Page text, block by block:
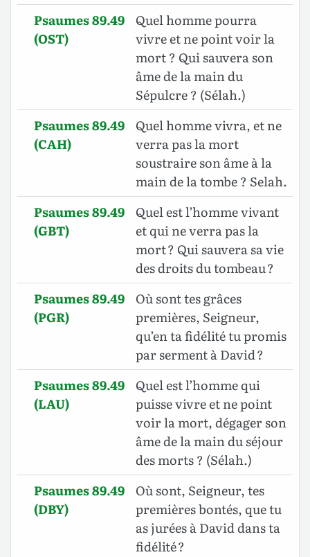
Psaumes 89.49
(OST)
Quel homme pourra
vivre et ne point voir la
mort ? Qui sauvera son
âme de la main du
Sépulcre ? (Sélah.)
Psaumes 89.49
(CAH)
Quel homme vivra, et ne
verra pas la mort
soustraire son âme à la
main de la tombe ? Selah.
Psaumes 89.49
(GBT)
Quel est l’homme vivant
et qui ne verra pas la
mort ? Qui sauvera sa vie
des droits du tombeau ?
Psaumes 89.49
(PGR)
Où sont tes grâces
premières, Seigneur,
qu’en ta fidélité tu promis
par serment à David ?
Psaumes 89.49
(LAU)
Quel est l’homme qui
puisse vivre et ne point
voir la mort, dégager son
âme de la main du séjour
des morts ? (Sélah.)
Psaumes 89.49
(DBY)
Où sont, Seigneur, tes
premières bontés, que tu
as jurées à David dans ta
fidélité ?